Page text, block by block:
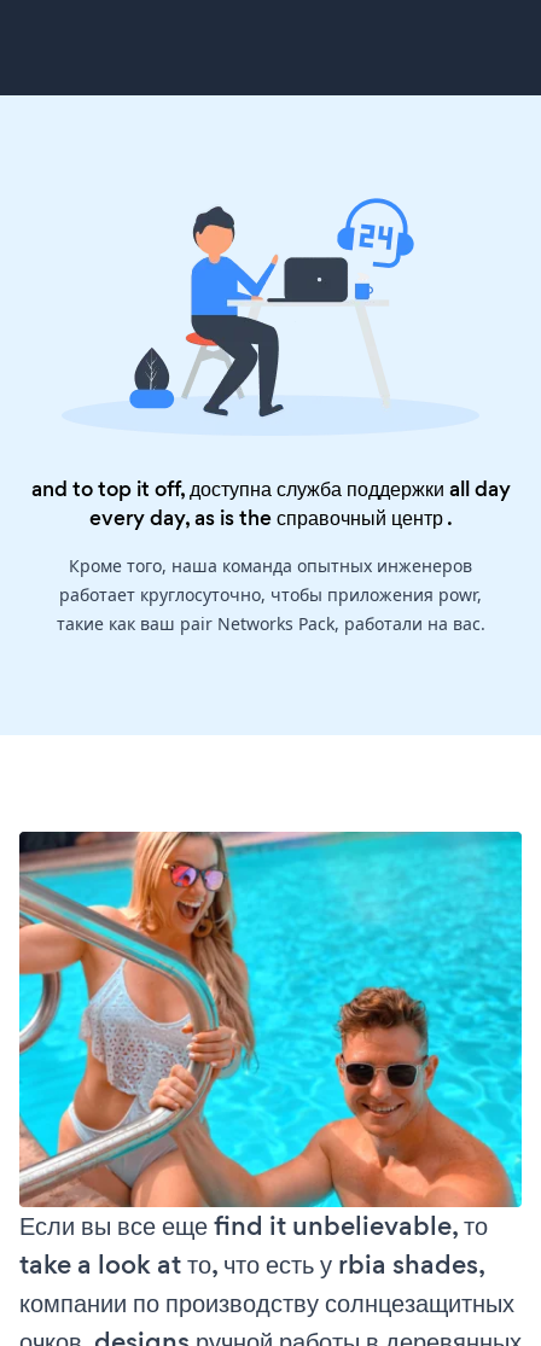
and to top it off, доступна служба поддержки all day
every day, as is theсправочный центр.
Кроме того, наша команда опытных инженеров
работает круглосуточно, чтобы приложения powr,
такие как ваш pair Networks Pack, работали на вас.
Если вы все еще find it unbelievable, то
take a look at то, что есть у rbia shades,
компании по производству солнцезащитных